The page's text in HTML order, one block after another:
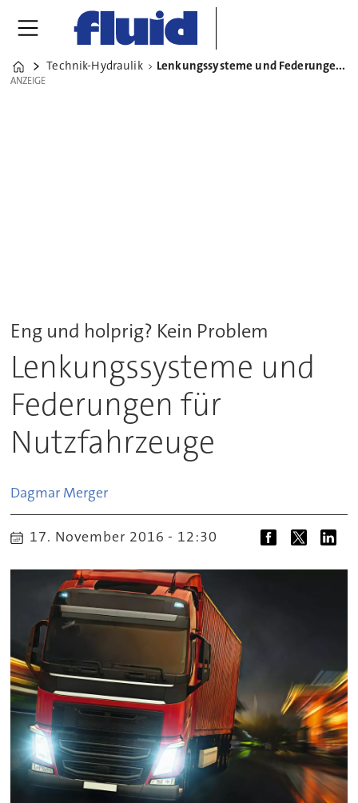
Home
Technik-Hydraulik Lenkungssysteme und Federungen für Nutzfahrzeuge
ANZEIGE
ANZEIGE
Eng und holprig? Kein Problem
Lenkungssysteme und
Federungen für
Nutzfahrzeuge
Dagmar Merger
17. November 2016 - 12:30